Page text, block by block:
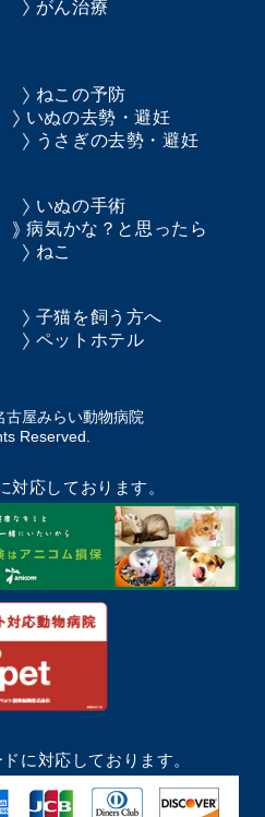
がん治療
ねこの予防
いぬの去勢・避妊
うさぎの去勢・避妊
いぬの手術
病気かな？と思ったら
ねこ
子猫を飼う方へ
ペットホテル
屋みらい動物病院
Reserved.
対応しております。
に対応しております。